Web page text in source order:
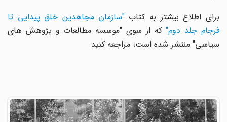
برای اطلاع بیشتر به کتاب"سازمان مجاهدین خلق پیدایی تا
فرجام جلد دوم"که از سوی "موسسه مطالعات و پژوهش های
سیاسی" منتشر شده است، مراجعه کنید.